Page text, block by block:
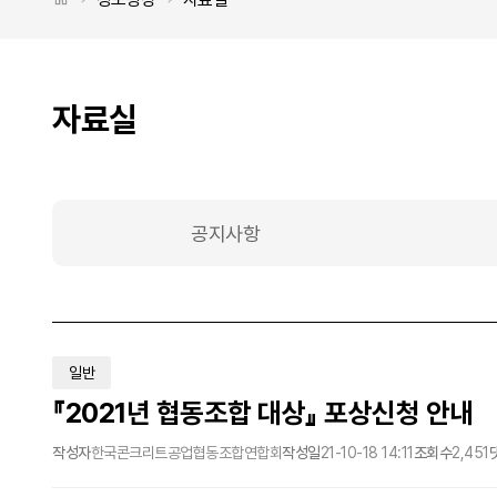
자료실
공지사항
일반
『2021년 협동조합 대상』 포상신청 안내
작성자한국콘크리트공업협동조합연합회작성일21-10-18 14:11 조회수2,451